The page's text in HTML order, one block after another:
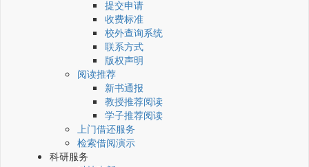
提交申请
收费标准
校外查询系统
联系方式
版权声明
阅读推荐
新书通报
教授推荐阅读
学子推荐阅读
上门借还服务
检索借阅演示
科研服务